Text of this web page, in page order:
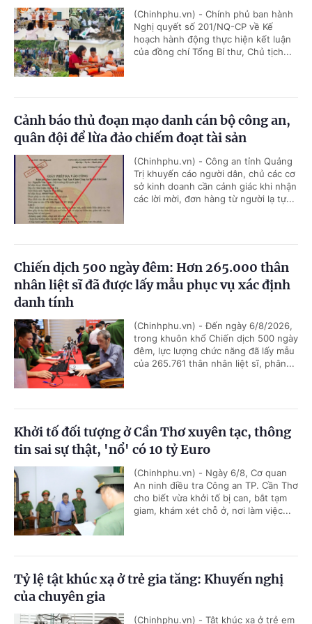
(Chinhphu.vn) - Chính phủ ban hành
Nghị quyết số 201/NQ-CP về Kế
hoạch hành động thực hiện kết luận
của đồng chí Tổng Bí thư, Chủ tịch...
Cảnh báo thủ đoạn mạo danh cán bộ công an,
quân đội để lừa đảo chiếm đoạt tài sản
(Chinhphu.vn) - Công an tỉnh Quảng
Trị khuyến cáo người dân, chủ các cơ
sở kinh doanh cần cảnh giác khi nhận
các lời mời, đơn hàng từ người lạ tự...
Chiến dịch 500 ngày đêm: Hơn 265.000 thân
nhân liệt sĩ đã được lấy mẫu phục vụ xác định
danh tính
(Chinhphu.vn) - Đến ngày 6/8/2026,
trong khuôn khổ Chiến dịch 500 ngày
đêm, lực lượng chức năng đã lấy mẫu
của 265.761 thân nhân liệt sĩ, phân...
Khởi tố đối tượng ở Cần Thơ xuyên tạc, thông
tin sai sự thật, 'nổ' có 10 tỷ Euro
(Chinhphu.vn) - Ngày 6/8, Cơ quan
An ninh điều tra Công an TP. Cần Thơ
cho biết vừa khởi tố bị can, bắt tạm
giam, khám xét chỗ ở, nơi làm việc...
Tỷ lệ tật khúc xạ ở trẻ gia tăng: Khuyến nghị
của chuyên gia
(Chinhphu.vn) - Tật khúc xạ ở trẻ em